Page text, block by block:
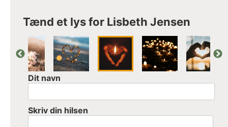
Tænd et lys for Lisbeth Jensen
Dit navn
Skriv din hilsen